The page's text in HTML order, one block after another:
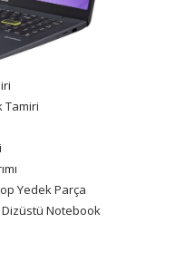
Tamiri
Yedek Parça
Dizüstü Notebook